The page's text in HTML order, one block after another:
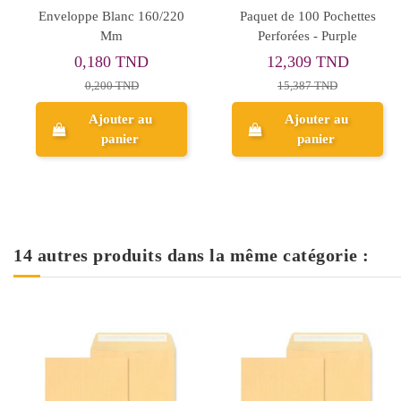
Classeur À Levier
(Chrono) Dos 80mm
EXPERT Jaune
7,397 TND
9,246 TND
Ajouter au
panier
Classeur À Levier
(Chrono) Dos 80mm
EXPERT Blanc
7,397 TND
9,246 TND
Ajouter au
panier
14 autres produits dans la même catégorie :